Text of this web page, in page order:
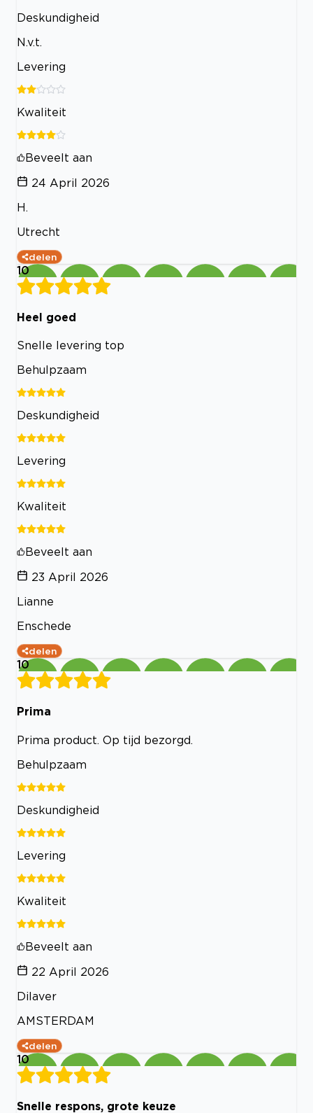
Deskundigheid
N.v.t.
Levering
Kwaliteit
Beveelt aan
24 April 2026
H.
Utrecht
delen
10
Heel goed
Snelle levering top
Behulpzaam
Deskundigheid
Levering
Kwaliteit
Beveelt aan
23 April 2026
Lianne
Enschede
delen
10
Prima
Prima product. Op tijd bezorgd.
Behulpzaam
Deskundigheid
Levering
Kwaliteit
Beveelt aan
22 April 2026
Dilaver
AMSTERDAM
delen
10
Snelle respons, grote keuze